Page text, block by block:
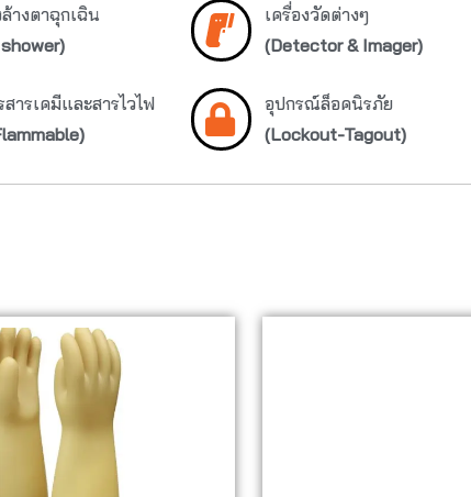
างตาฉุกเฉิน
ารเคมีและสารไวไฟ
เครื่องวัดต่างๆ
(Detector & Imager)
อุปกรณ์ล็อคนิรภัย
(Lockout-Tagout)